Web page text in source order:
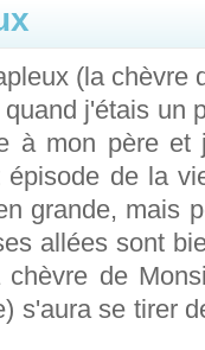
(la chèvre
j'étais un
à mon père
de la
grande, mais
allées sont
de
s'aura se tirer